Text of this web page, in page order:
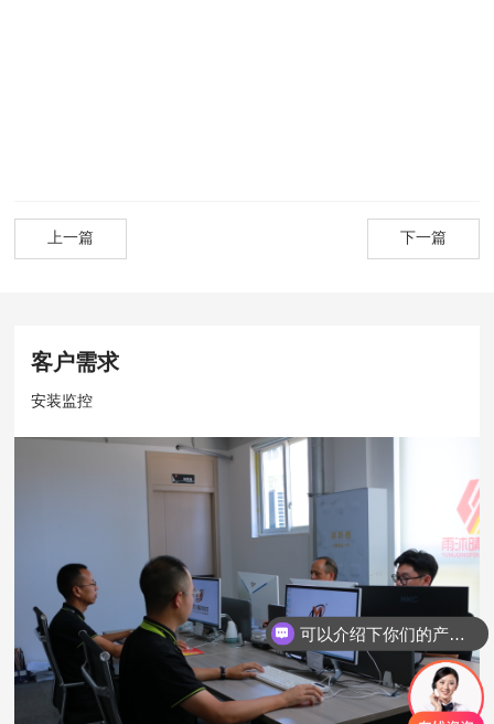
上一篇 下一篇
客户需求
安装监控
可以介绍下你们的产品么？